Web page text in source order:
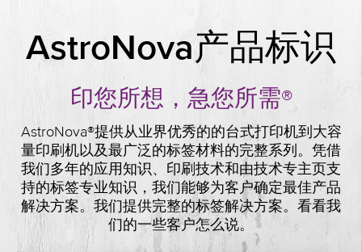
AstroNova产品标识
印您所想，急您所需®
AstroNova®提供从业界优秀的的台式打印机到大容
量印刷机以及最广泛的标签材料的完整系列。凭借
我们多年的应用知识、印刷技术和由技术专主页支
持的标签专业知识，我们能够为客户确定最佳产品
解决方案。我们提供完整的标签解决方案。看看我
们的一些客户怎么说。